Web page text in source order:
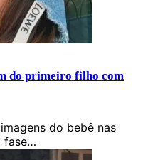
do primeiro filho com
do bebê nas
fase…